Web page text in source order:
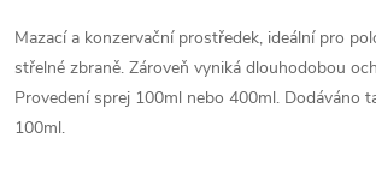
Mazací a konzervační prostředek, ideální pro
střelné zbraně. Zároveň vyniká dlouhodobou
Provedení sprej 100ml nebo 400ml. Dodáváno
100ml.